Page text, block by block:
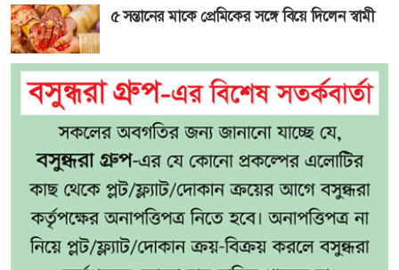
৫ সন্তানের মাকে প্রেমিকের সঙ্গে বিয়ে দিলেন স্বামী